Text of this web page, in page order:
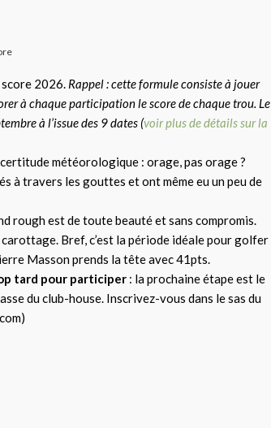
2026. Rappel : cette formule consiste à jouer
à chaque participation le score de chaque trou. Le
à l’issue des 9 dates (voir plus de détails sur la
météorologique : orage, pas orage ?
à travers les gouttes et ont même eu un peu de
rough est de toute beauté et sans compromis.
Bref, c’est la période idéale pour golfer
Masson prends la tête avec 41pts.
tard pour participer : la prochaine étape est le
du club-house. Inscrivez-vous dans le sas du